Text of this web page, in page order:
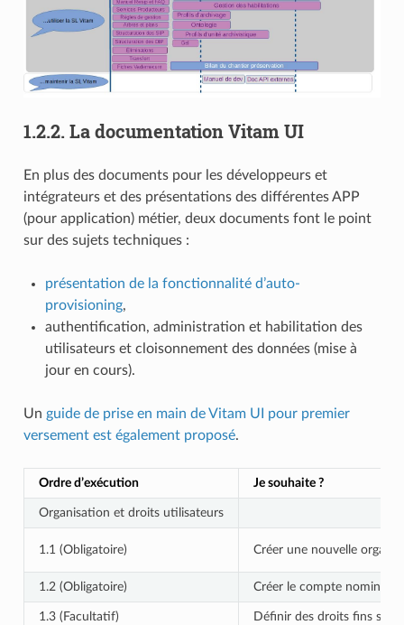
1.2.2. La documentation Vitam UI
En plus des documents pour les développeurs et
intégrateurs et des présentations des différentes APP
(pour application) métier, deux documents font le point
sur des sujets techniques :
présentation de la fonctionnalité d’auto-
provisioning,
authentification, administration et habilitation des
utilisateurs et cloisonnement des données (mise à
jour en cours).
Un guide de prise en main de Vitam UI pour premier
versement est également proposé.
Ordre d’exécution Je souhaite ?
Organisation et droits utilisateurs
1.1 (Obligatoire) Créer une nouvelle
1.2 (Obligatoire) Créer le compte nominatif
1.3 (Facultatif) Définir des droits fins sur